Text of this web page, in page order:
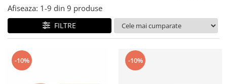
Afiseaza: 1-9 din 9 produse
FILTRE
-10% -10%